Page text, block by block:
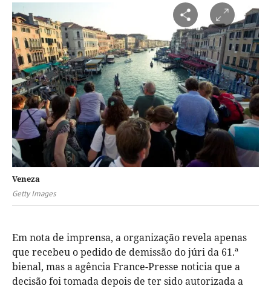
Veneza
Getty Images
Em nota de imprensa, a organização revela apenas
que recebeu o pedido de demissão do júri da 61.ª
bienal, mas a agência France-Presse noticia que a
decisão foi tomada depois de ter sido autorizada a